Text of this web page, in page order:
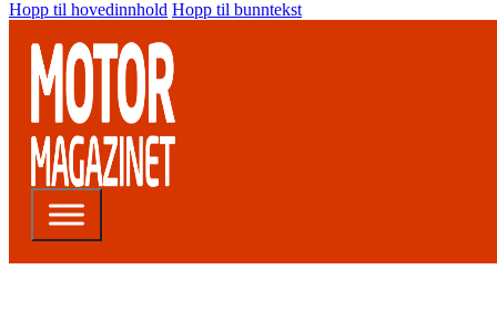
Hopp til hovedinnhold Hopp til bunntekst